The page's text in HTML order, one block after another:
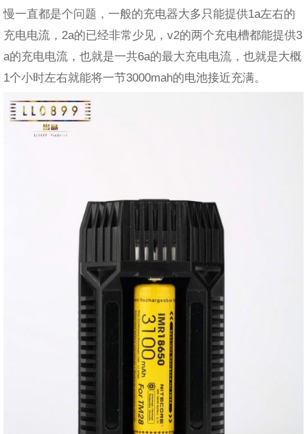
慢一直都是个问题，一般的充电器大多只能提供1a左右的
充电电流，2a的已经非常少见，v2的两个充电槽都能提供3
a的充电电流，也就是一共6a的最大充电电流，也就是大概
1个小时左右就能将一节3000mah的电池接近充满。